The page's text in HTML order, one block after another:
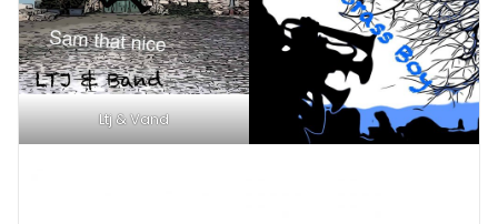
Ltj & Vand